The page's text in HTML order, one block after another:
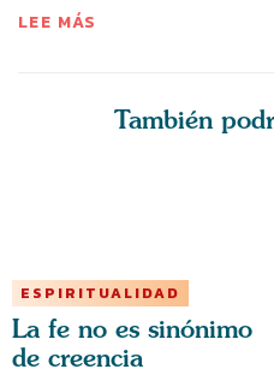
LEE MÁS
También
ESPIRITUALIDAD
La fe no es sinónimo
de creencia